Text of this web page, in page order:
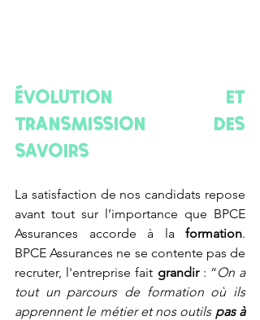
Évolution et
transmission des
savoirs
La satisfaction de nos candidats repose
avant tout sur l’importance que BPCE
Assurances accorde à la formation.
BPCE Assurances ne se contente pas de
recruter, l'entreprise fait grandir : “On a
tout un parcours de formation où ils
apprennent le métier et nos outils pas à